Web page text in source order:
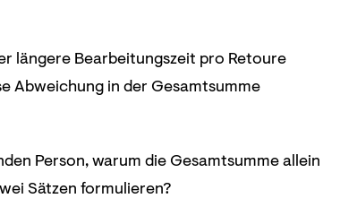
längere Bearbeitungszeit pro Retoure
Abweichung in der Gesamtsumme
Person, warum die Gesamtsumme allein
Sätzen formulieren?